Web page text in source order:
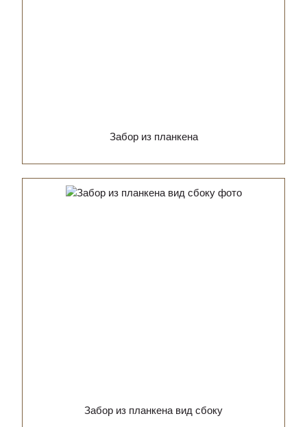
Забор из планкена
Забор из планкена вид сбоку